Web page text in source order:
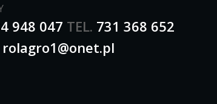
948 047 TEL. 731 368 652
rolagro1@onet.pl